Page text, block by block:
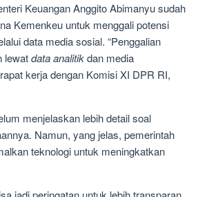
Keuangan Anggito Abimanyu sudah
Kemenkeu untuk menggali potensi
data media sosial. “Penggalian
lewatdata analitikdan media
kerja dengan Komisi XI DPR RI,
menjelaskan lebih detail soal
Namun, yang jelas, pemerintah
teknologi untuk meningkatkan